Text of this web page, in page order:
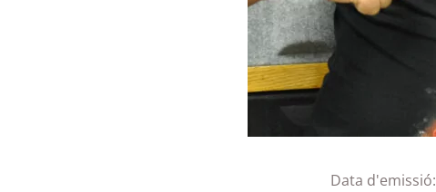
Data d'emissió: